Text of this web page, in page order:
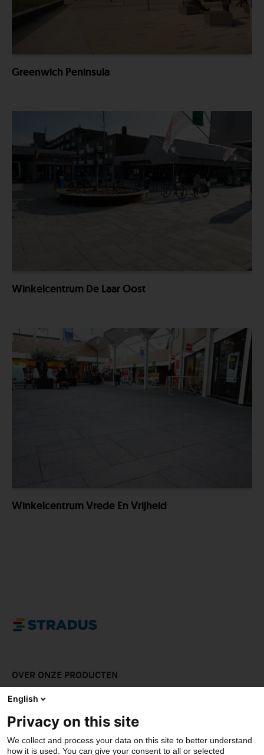
Greenwich Peninsula
Winkelcentrum De Laar Oost
Winkelcentrum Vrede En Vrijheid
OVER ONZE PRODUCTEN
LAAT JE INSPIREREN
DOWNLOADS
CONTACT
English
Privacy on this site
We collect and process your data on this site to better understand
how it is used. You can give your consent to all or selected